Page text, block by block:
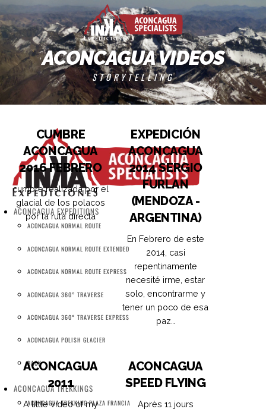
Skip
to
content
ACONCAGUA VIDEOS
STORYTELLING
CUMBRE
ACONCAGUA
2016 FEBRERO
cumbre realizada por el
glacial de los polacos
por la ruta directa
EXPEDICIÓN
ACONCAGUA
2014 SERGIO
FURLAN
(MENDOZA -
ARGENTINA)
En Febrero de este
2014, casi
repentinamente
necesité irme, estar
solo, encontrarme y
tener un poco de esa
paz…
ACONCAGUA
2011
A little video of my
ACONCAGUA
SPEED FLYING
Après 11 jours
ACONCAGUA EXPEDITIONS
ACONCAGUA NORMAL ROUTE
ACONCAGUA NORMAL ROUTE EXTENDED
ACONCAGUA NORMAL ROUTE EXPRESS
ACONCAGUA 360° TRAVERSE
ACONCAGUA 360° TRAVERSE EXPRESS
ACONCAGUA POLISH GLACIER
BACK
ACONCAGUA TREKKINGS
ACONCAGUA TREKKING PLAZA FRANCIA